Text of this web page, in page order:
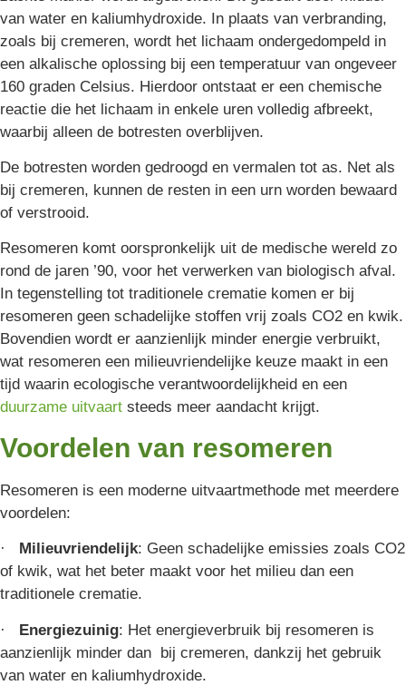
van water en kaliumhydroxide. In plaats van verbranding,
zoals bij cremeren, wordt het lichaam ondergedompeld in
een alkalische oplossing bij een temperatuur van ongeveer
160 graden Celsius. Hierdoor ontstaat er een chemische
reactie die het lichaam in enkele uren volledig afbreekt,
waarbij alleen de botresten overblijven.
De botresten worden gedroogd en vermalen tot as. Net als
bij cremeren, kunnen de resten in een urn worden bewaard
of verstrooid.
Resomeren komt oorspronkelijk uit de medische wereld zo
rond de jaren ’90, voor het verwerken van biologisch afval.
In tegenstelling tot traditionele crematie komen er bij
resomeren geen schadelijke stoffen vrij zoals CO2 en kwik.
Bovendien wordt er aanzienlijk minder energie verbruikt,
wat resomeren een milieuvriendelijke keuze maakt in een
tijd waarin ecologische verantwoordelijkheid en een
duurzame uitvaart steeds meer aandacht krijgt.
Voordelen van resomeren
Resomeren is een moderne uitvaartmethode met meerdere
voordelen:
· Milieuvriendelijk: Geen schadelijke emissies zoals CO2
of kwik, wat het beter maakt voor het milieu dan een
traditionele crematie.
· Energiezuinig: Het energieverbruik bij resomeren is
aanzienlijk minder dan bij cremeren, dankzij het gebruik
van water en kaliumhydroxide.